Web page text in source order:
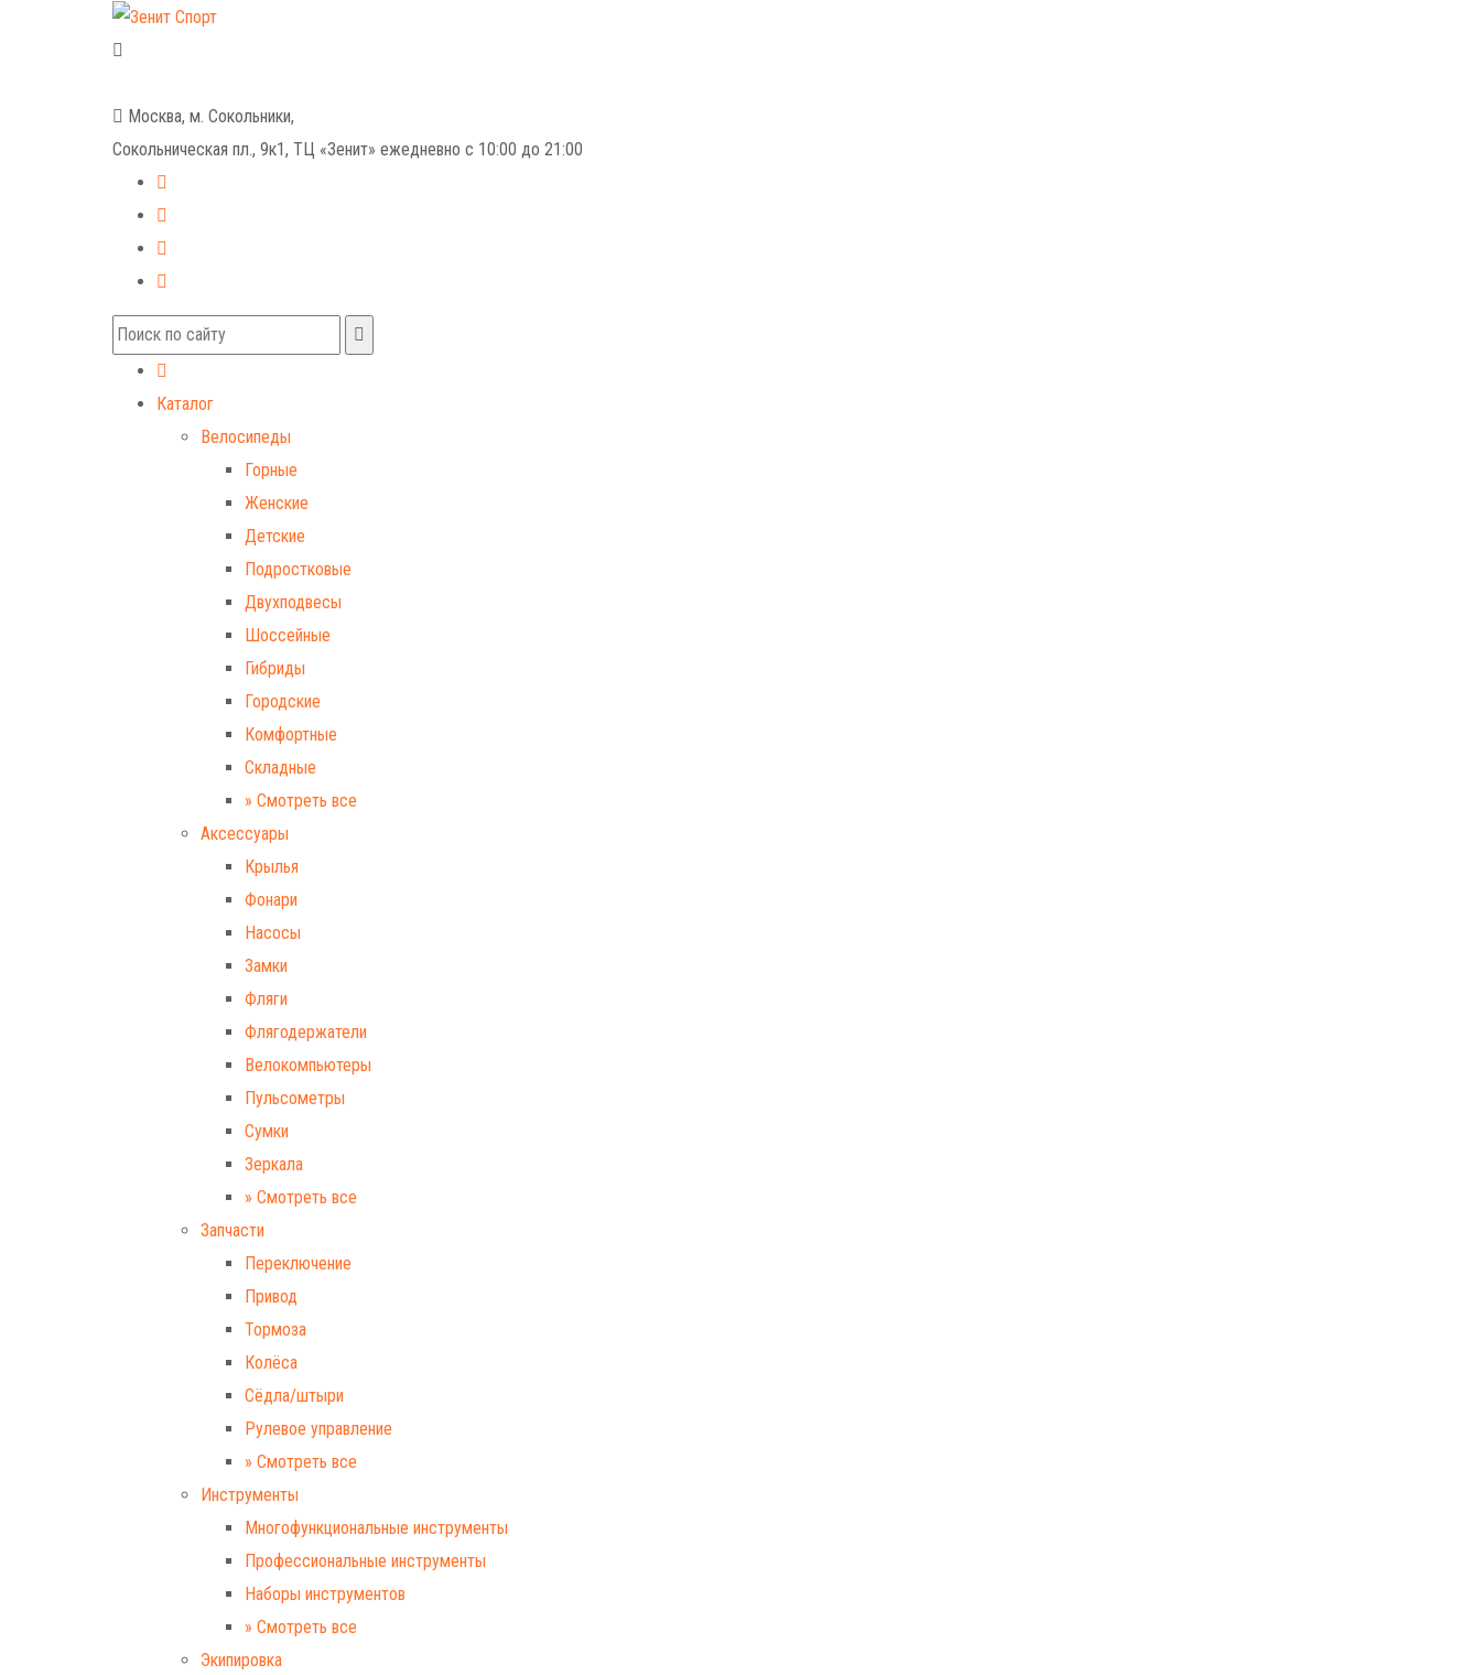
Москва, м. Сокольники,
Сокольническая пл., 9к1, ТЦ «Зенит» ежедневно с 10:00 до 21:00
Каталог
Велосипеды
Горные
Женские
Детские
Подростковые
Двухподвесы
Шоссейные
Гибриды
Городские
Комфортные
Складные
» Смотреть все
Аксессуары
Крылья
Фонари
Насосы
Замки
Фляги
Флягодержатели
Велокомпьютеры
Пульсометры
Сумки
Зеркала
» Смотреть все
Запчасти
Переключение
Привод
Тормоза
Колёса
Сёдла/штыри
Рулевое управление
» Смотреть все
Инструменты
Многофункциональные инструменты
Профессиональные инструменты
Наборы инструментов
» Смотреть все
Экипировка